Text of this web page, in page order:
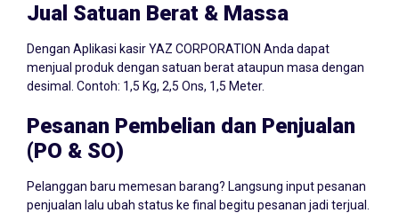
Jual Satuan Berat & Massa
Dengan Aplikasi kasir YAZ CORPORATION Anda dapat
menjual produk dengan satuan berat ataupun masa dengan
desimal. Contoh: 1,5 Kg, 2,5 Ons, 1,5 Meter.
Pesanan Pembelian dan Penjualan
(PO & SO)
Pelanggan baru memesan barang? Langsung input pesanan
penjualan lalu ubah status ke final begitu pesanan jadi terjual.